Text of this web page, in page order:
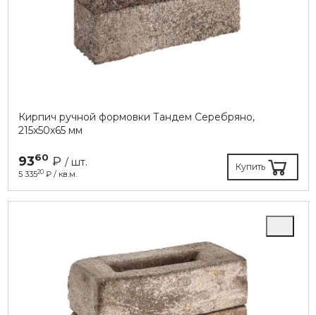
Кирпич ручной формовки Тандем Серебряно,
215х50х65 мм
9360 ₽ / шт.
5 33520₽ / кв.м.
Купить